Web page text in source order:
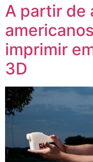
A partir de
imprimir
3D